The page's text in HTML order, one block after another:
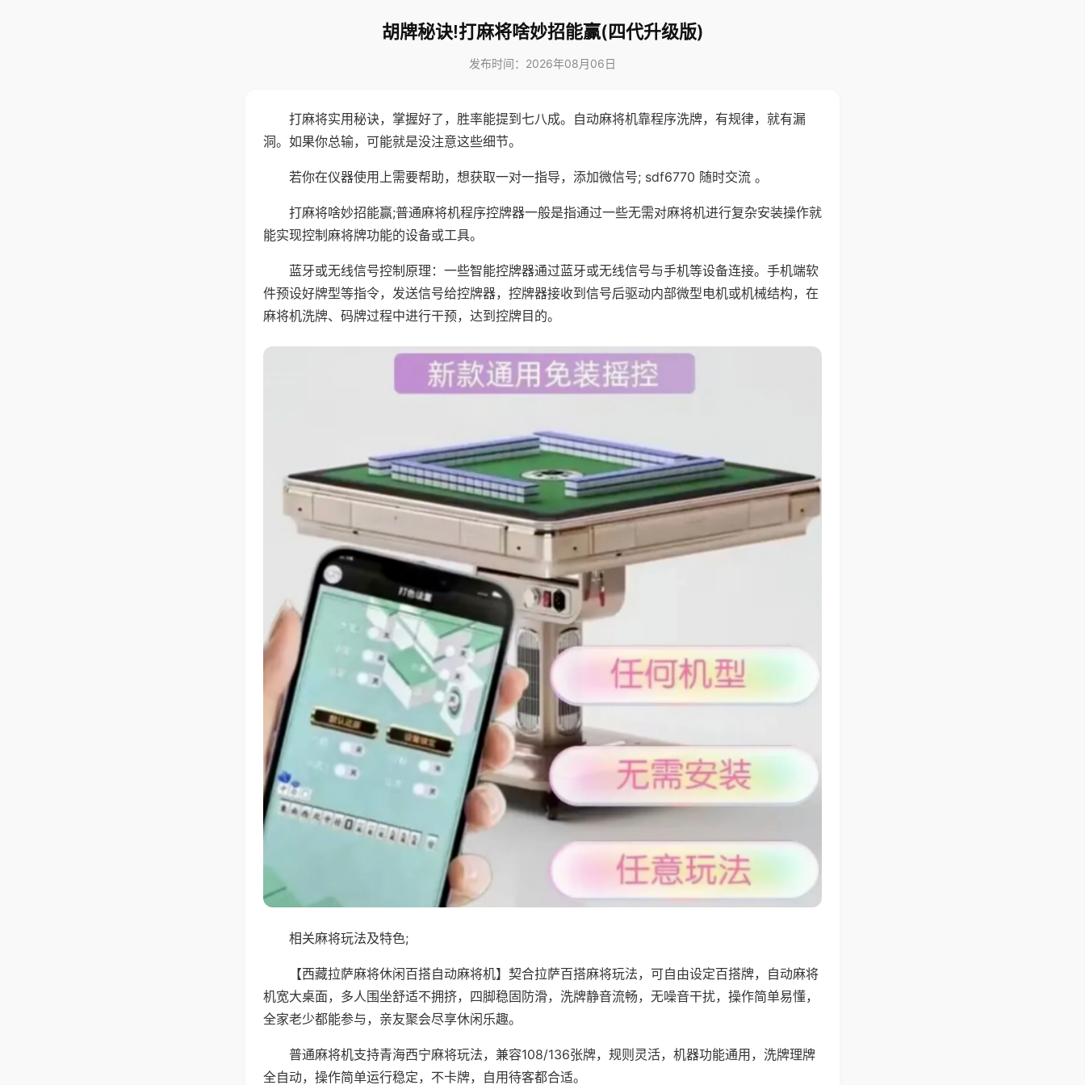
胡牌秘诀!打麻将啥妙招能赢(四代升级版)
发布时间：2026年08月06日
打麻将实用秘诀，掌握好了，胜率能提到七八成。自动麻将机靠程序洗牌，有规律，就有漏
洞。如果你总输，可能就是没注意这些细节。
若你在仪器使用上需要帮助，想获取一对一指导，添加微信号; sdf6770 随时交流 。
打麻将啥妙招能赢;普通麻将机程序控牌器一般是指通过一些无需对麻将机进行复杂安装操作就
能实现控制麻将牌功能的设备或工具。
蓝牙或无线信号控制原理：一些智能控牌器通过蓝牙或无线信号与手机等设备连接。手机端软
件预设好牌型等指令，发送信号给控牌器，控牌器接收到信号后驱动内部微型电机或机械结构，在
麻将机洗牌、码牌过程中进行干预，达到控牌目的。
相关麻将玩法及特色;
【西藏拉萨麻将休闲百搭自动麻将机】契合拉萨百搭麻将玩法，可自由设定百搭牌，自动麻将
机宽大桌面，多人围坐舒适不拥挤，四脚稳固防滑，洗牌静音流畅，无噪音干扰，操作简单易懂，
全家老少都能参与，亲友聚会尽享休闲乐趣。
普通麻将机支持青海西宁麻将玩法，兼容108/136张牌，规则灵活，机器功能通用，洗牌理牌
全自动，操作简单运行稳定，不卡牌，自用待客都合适。